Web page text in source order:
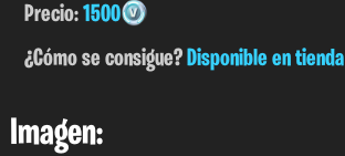
Precio:1500
¿Cómo se consigue?Disponible en tienda
Imagen: